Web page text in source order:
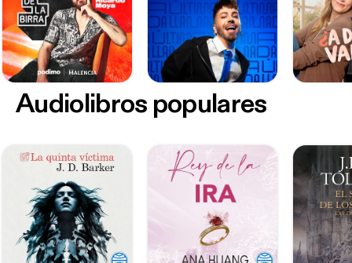
Audiolibros populares